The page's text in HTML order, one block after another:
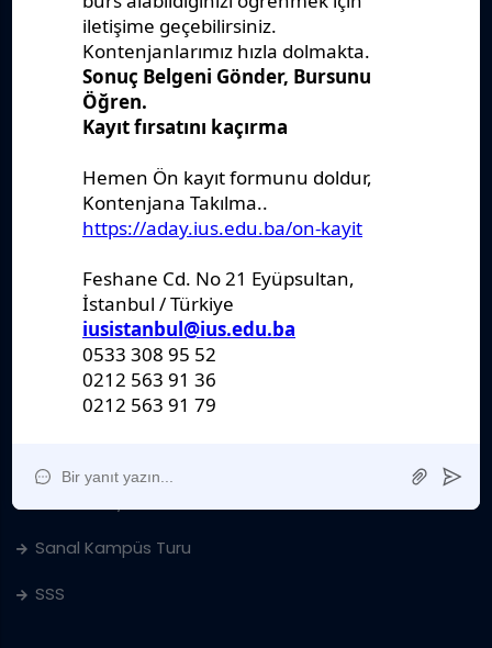
Kanunlar
Kararlar
Politikalar
Formlar
Kayıt Kabul
Denklik
Ders Katalogları
Kurumsal
Sanal Kampüs Turu
SSS